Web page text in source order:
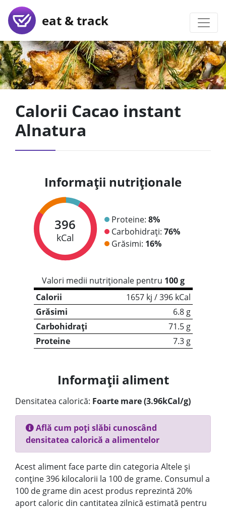
eat & track
Calorii Cacao instant
Alnatura
Informații nutriționale
396
kCal
Proteine: 8%
Carbohidrați: 76%
Grăsimi: 16%
Valori medii nutriționale pentru 100 g
Calorii
1657 kj / 396 kCal
Grăsimi
6.8 g
Carbohidrați
71.5 g
Proteine
7.3 g
Informații aliment
Densitatea calorică: Foarte mare (3.96kCal/g)
Află cum poți slăbi cunoscând
densitatea calorică a alimentelor
Acest aliment face parte din categoria Altele și
conține 396 kilocalorii la 100 de grame. Consumul a
100 de grame din acest produs reprezintă 20%
aport caloric din cantitatea zilnică estimată pentru